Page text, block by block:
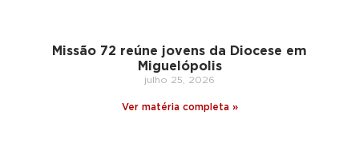
Missão 72 reúne jovens da Diocese em
Miguelópolis
julho 25, 2026
Ver matéria completa »